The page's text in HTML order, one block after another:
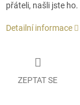
přáteli, našli jste ho.
Detailní informace
ZEPTAT SE